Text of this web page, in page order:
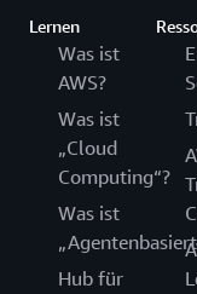
Lernen
Was ist
AWS?
Was ist
„Cloud
Computing“?
Was ist
Hub für